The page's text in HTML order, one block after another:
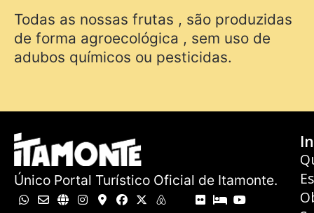
Todas as nossas frutas , são produzidas
de forma agroecológica , sem uso de
adubos químicos ou pesticidas.
Único Portal Turístico Oficial de Itamonte.